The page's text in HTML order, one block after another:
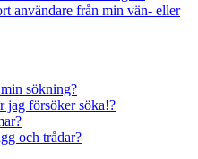
användare från min vän- eller
sökning?
jag försöker söka!?
och trådar?